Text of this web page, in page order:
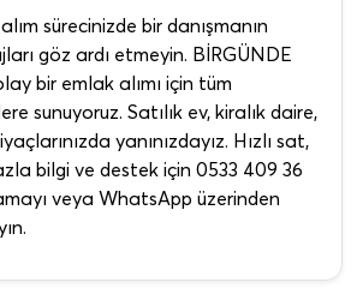
sürecinizde bir danışmanın
göz ardı etmeyin. BİRGÜNDE
bir emlak alımı için tüm
sunuyoruz. Satılık ev, kiralık daire,
yanınızdayız. Hızlı sat,
bilgi ve destek için 0533 409 36
veya WhatsApp üzerinden